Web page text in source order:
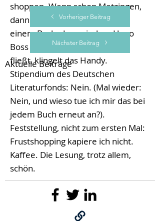
shoppen. Wenn schon Metzingen,
dann Metzingen. Irgendwo, an
einem Bach, der zwischen Hugo
Boss und Hugo Boss Supersale
fließt, klingelt das Handy.
Stipendium des Deutschen
Literaturfonds: Nein. (Mal wieder:
Nein, und wieso tue ich mir das bei
jedem Buch erneut an?).
Feststellung, nicht zum ersten Mal:
Frustshopping kapiere ich nicht.
Kaffee. Die Lesung, trotz allem,
schön.
Vorheriger Beitrag
Nächster Beitrag
Aktuelle Beiträge